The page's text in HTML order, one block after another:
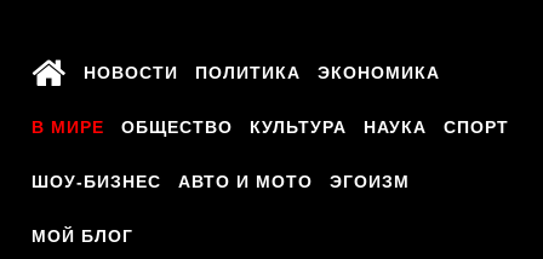
НОВОСТИ ПОЛИТИКА ЭКОНОМИКА
В МИРЕ ОБЩЕСТВО КУЛЬТУРА НАУКА СПОРТ
ШОУ-БИЗНЕС АВТО И МОТО ЭГОИЗМ
МОЙ БЛОГ